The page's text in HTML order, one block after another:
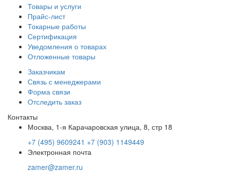
Товары и услуги
Прайс-лист
Токарные работы
Сертификация
Уведомления о товарах
Отложенные товары
Заказчикам
Связь с менеджерами
Форма связи
Отследить заказ
Контакты
Москва, 1-я Карачаровская улица, 8, стр 18
+7 (495) 9609241 +7 (903) 1149449
Электронная почта
zamer@zamer.ru